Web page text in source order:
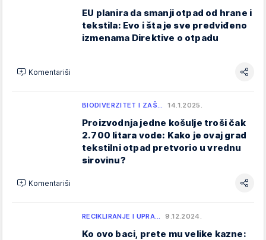
EU planira da smanji otpad od hrane i
tekstila: Evo i šta je sve predviđeno
izmenama Direktive o otpadu
Komentariši
BIODIVERZITET I ZAŠ… 14.1.2025.
Proizvodnja jedne košulje troši čak
2.700 litara vode: Kako je ovaj grad
tekstilni otpad pretvorio u vrednu
sirovinu?
Komentariši
RECIKLIRANJE I UPRA… 9.12.2024.
Ko ovo baci, prete mu velike kazne: